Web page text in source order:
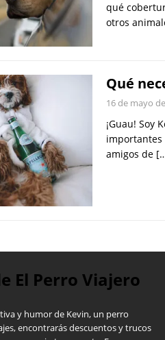
qué
otros
Qué
16 de mayo
¡Guau! Soy
amigos de
El Perro Viajero
y humor de Kevin, un perro
encontrarás descuentos y trucos